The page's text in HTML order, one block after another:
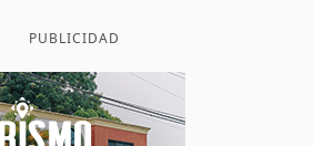
PUBLICIDAD